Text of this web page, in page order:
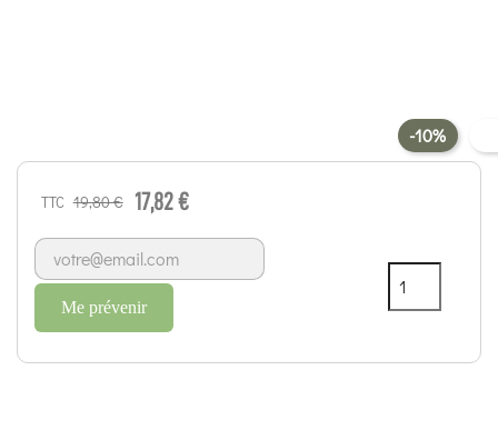
-10%
TTC 19,80 € 17,82 €
Me prévenir